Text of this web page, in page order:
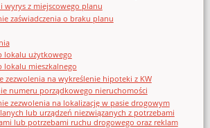
wyrys z miejscowego planu
zaświadczenia o braku planu
lokalu użytkowego
lokalu mieszkalnego
zezwolenia na wykreślenie hipoteki z KW
numeru porządkowego nieruchomości
zezwolenia na lokalizację w pasie drogowym
lub urządzeń niezwiązanych z potrzebami
lub potrzebami ruchu drogowego oraz reklam